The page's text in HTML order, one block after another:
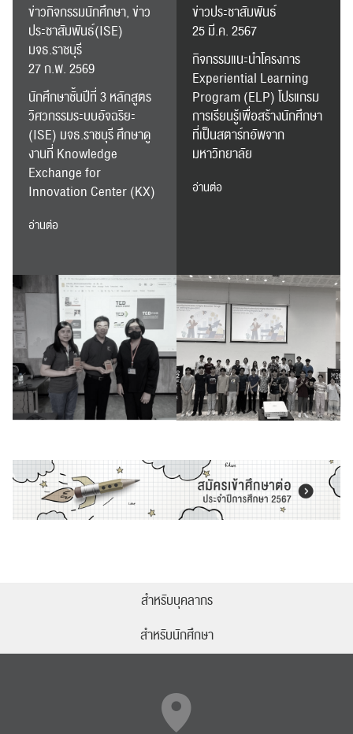
ข่าวกิจกรรมนักศึกษา, ข่าว
ประชาสัมพันธ์(ISE)
มจธ.ราชบุรี
27 ก.พ. 2569
นักศึกษาชั้นปีที่ 3 หลักสูตร
วิศวกรรมระบบอัจฉริยะ
(ISE) มจธ.ราชบุรี ศึกษาดู
งานที่ Knowledge
Exchange for
Innovation Center (KX)
อ่านต่อ
ข่าวประชาสัมพันธ์
25 มี.ค. 2567
กิจกรรมแนะนำโครงการ
Experiential Learning
Program (ELP) โปรแกรม
การเรียนรู้เพื่อสร้างนักศึกษา
ที่เป็นสตาร์ทอัพจาก
มหาวิทยาลัย
อ่านต่อ
สำหรับบุคลากร
สำหรับนักศึกษา